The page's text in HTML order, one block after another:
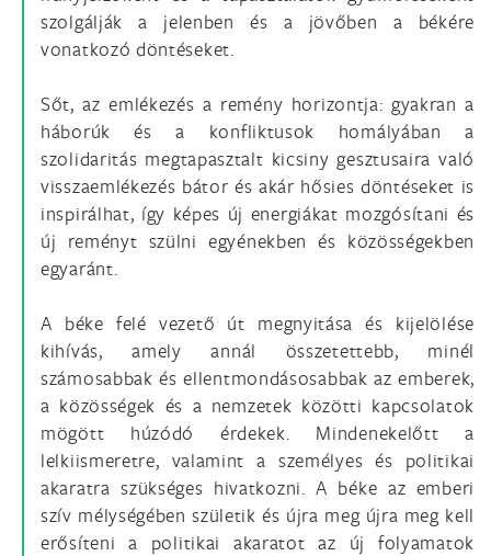
szolgálják a jelenben és a jövőben a békére
vonatkozó döntéseket.
Sőt, az emlékezés a remény horizontja: gyakran a
háborúk és a konfliktusok homályában a
szolidaritás megtapasztalt kicsiny gesztusaira való
visszaemlékezés bátor és akár hősies döntéseket is
inspirálhat, így képes új energiákat mozgósítani és
új reményt szülni egyénekben és közösségekben
egyaránt.
A béke felé vezető út megnyitása és kijelölése
kihívás, amely annál összetettebb, minél
számosabbak és ellentmondásosabbak az emberek,
a közösségek és a nemzetek közötti kapcsolatok
mögött húzódó érdekek. Mindenekelőtt a
lelkiismeretre, valamint a személyes és politikai
akaratra szükséges hivatkozni. A béke az emberi
szív mélységében születik és újra meg újra meg kell
erősíteni a politikai akaratot az új folyamatok